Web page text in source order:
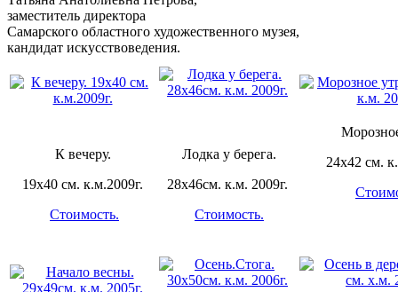
заместитель директора
Самарского областного художественного музея,
кандидат искусствоведения.
К вечеру.
19х40 см. к.м.2009г.
Стоимость.
Лодка у берега.
28х46см. к.м. 2009г.
Стоимость.
24х42 см.